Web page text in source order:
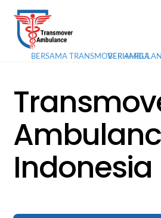
content
BERSAMA TRANSMOVER AMBULANCE, SETIAP DETIK BERHARGA
Indonesia